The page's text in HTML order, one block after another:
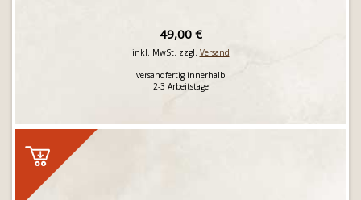
49,00 €
inkl. MwSt. zzgl. Versand
versandfertig innerhalb
2-3 Arbeitstage